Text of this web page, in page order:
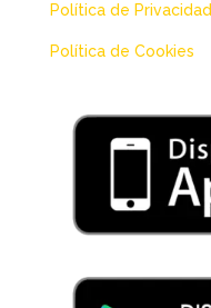
Política de Privacidad
Política de Cookies